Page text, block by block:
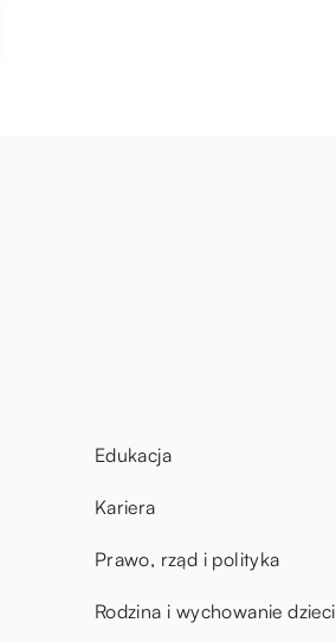
Edukacja
Kariera
Prawo, rząd i polityka
Rodzina i wychowanie dzieci